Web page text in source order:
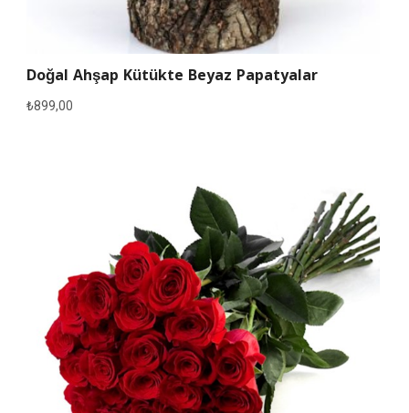
Doğal Ahşap Kütükte Beyaz Papatyalar
₺899,00